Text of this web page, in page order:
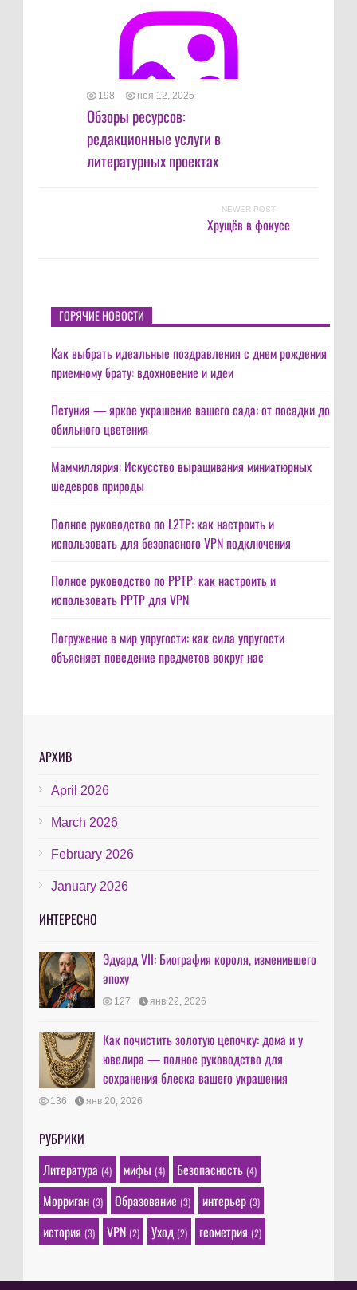
198 ноя 12, 2025
Обзоры ресурсов:
редакционные услуги в
литературных проектах
NEWER POST
Хрущёв в фокусе
ГОРЯЧИЕ НОВОСТИ
Как выбрать идеальные поздравления с днем рождения
приемному брату: вдохновение и идеи
Петуния — яркое украшение вашего сада: от посадки до
обильного цветения
Маммиллярия: Искусство выращивания миниатюрных
шедевров природы
Полное руководство по L2TP: как настроить и
использовать для безопасного VPN подключения
Полное руководство по PPTP: как настроить и
использовать PPTP для VPN
Погружение в мир упругости: как сила упругости
объясняет поведение предметов вокруг нас
АРХИВ
April 2026
March 2026
February 2026
January 2026
ИНТЕРЕСНО
Эдуард VII: Биография короля, изменившего
эпоху
127 янв 22, 2026
Как почистить золотую цепочку: дома и у
ювелира — полное руководство для
сохранения блеска вашего украшения
136 янв 20, 2026
РУБРИКИ
Литература (4) мифы (4) Безопасность (4)
Морриган (3) Образование (3) интерьер (3)
история (3) VPN (2) Уход (2) геометрия (2)